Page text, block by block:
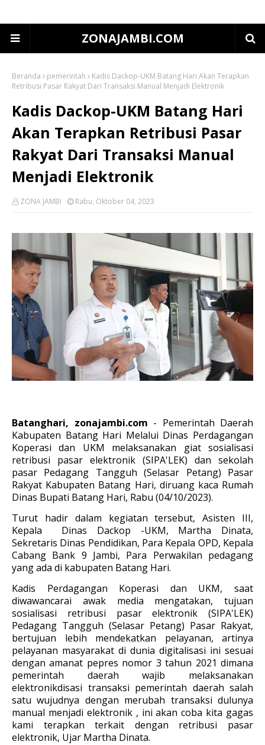
ZONAJAMBI.COM
Beranda pemerintah
Kadis Dackop-UKM Batang Hari Akan Terapkan
Retribusi Pasar Rakyat Dari Transaksi Manual Menjadi Elektronik
Kadis Dackop-UKM Batang Hari
Akan Terapkan Retribusi Pasar
Rakyat Dari Transaksi Manual
Menjadi Elektronik
ZONA JAMBI Rabu, Oktober 04, 2023
Batanghari, zonajambi.com - Pemerintah Daerah
Kabupaten Batang Hari Melalui Dinas Perdagangan
Koperasi dan UKM melaksanakan giat sosialisasi
retribusi pasar elektronik (SIPA'LEK) dan sekolah
pasar Pedagang Tangguh (Selasar Petang) Pasar
Rakyat Kabupaten Batang Hari, diruang kaca Rumah
Dinas Bupati Batang Hari, Rabu (04/10/2023).
Turut hadir dalam kegiatan tersebut, Asisten III,
Kepala Dinas Dackop -UKM, Martha Dinata,
Sekretaris Dinas Pendidikan, Para Kepala OPD, Kepala
Cabang Bank 9 Jambi, Para Perwakilan pedagang
yang ada di kabupaten Batang Hari.
Kadis Perdagangan Koperasi dan UKM, saat
diwawancarai awak media mengatakan, tujuan
sosialisasi retribusi pasar elektronik (SIPA'LEK)
Pedagang Tangguh (Selasar Petang) Pasar Rakyat,
bertujuan lebih mendekatkan pelayanan, artinya
pelayanan masyarakat di dunia digitalisasi ini sesuai
dengan amanat pepres nomor 3 tahun 2021 dimana
pemerintah daerah wajib melaksanakan
elektronikdisasi transaksi pemerintah daerah salah
satu wujudnya dengan merubah transaksi dulunya
manual menjadi elektronik , ini akan coba kita gagas
kami terapkan terkait dengan retribusi pasar
elektronik, Ujar Martha Dinata.